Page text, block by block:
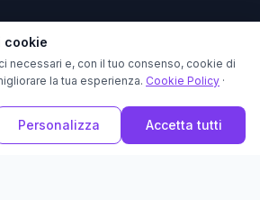
cookie
necessari e, con il tuo consenso, cookie di
la tua esperienza. Cookie Policy ·
Personalizza Accetta tutti